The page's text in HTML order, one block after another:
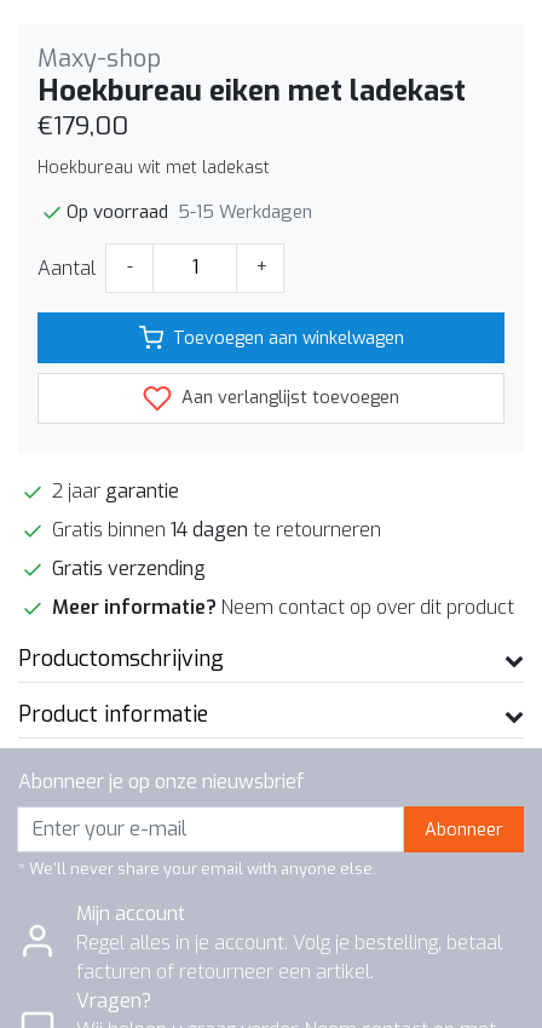
Maxy-shop
Hoekbureau eiken met ladekast
€179,00
Hoekbureau wit met ladekast
Op voorraad 5-15 Werkdagen
Aantal - +
Toevoegen aan winkelwagen
Aan verlanglijst toevoegen
2 jaar garantie
Gratis binnen 14 dagen te retourneren
Gratis verzending
Meer informatie? Neem contact op over dit product
Productomschrijving
Product informatie
Abonneer je op onze nieuwsbrief
Abonneer
* We'll never share your email with anyone else.
Mijn account
Regel alles in je account. Volg je bestelling, betaal
facturen of retourneer een artikel.
Vragen?